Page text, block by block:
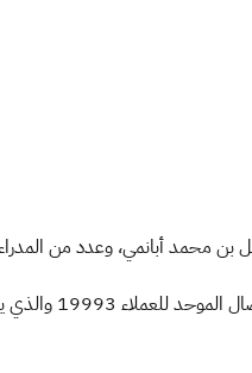
بن محمد أبانمي، وعدد من المدراء
ويستقبل مركز الاتصال جميع